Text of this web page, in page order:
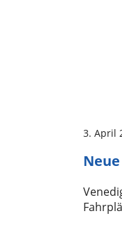
3. April